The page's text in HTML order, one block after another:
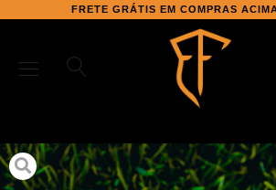
FRETE GRÁTIS EM COMPRAS
Início Facas / Facas Orientais/ Faca
Blue”